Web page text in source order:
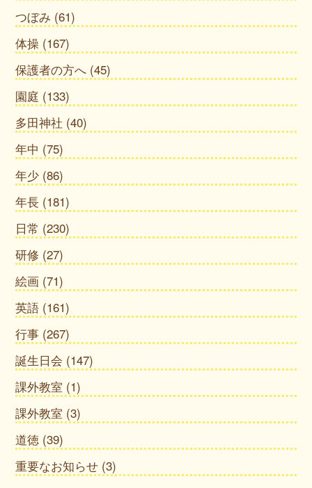
つぼみ (61)
体操 (167)
保護者の方へ (45)
園庭 (133)
多田神社 (40)
年中 (75)
年少 (86)
年長 (181)
日常 (230)
研修 (27)
絵画 (71)
英語 (161)
行事 (267)
誕生日会 (147)
課外教室 (1)
課外教室 (3)
道徳 (39)
重要なお知らせ (3)